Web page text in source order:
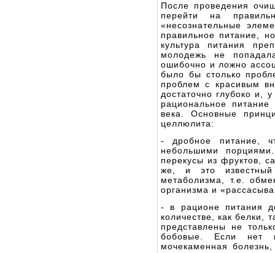
После проведения
перейти на
«несознательные
правильное питание,
культура питания
молодежь не
ошибочно и ложно
было бы столько
проблем с красивым
достаточно глубоко и,
рациональное питание
века. Основные
целлюлита:
- дробное питание,
небольшими
перекусы из фруктов,
же, и это известный
метаболизма, т.е.
организма и
- в рационе питания
количестве, как белки,
представлены не
бобовые. Если нет
мочекаменная